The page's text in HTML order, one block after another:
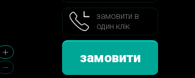
замовити в
один клік
замовити